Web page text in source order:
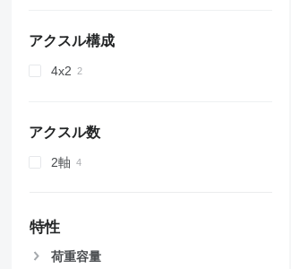
アクスル構成
4x2
アクスル数
2軸
特性
荷重容量